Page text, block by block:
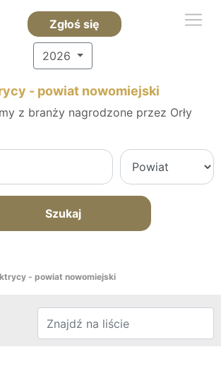
Zgłoś się
2026
- powiat nowomiejski
z branży nagrodzone przez Orły
Szukaj
- powiat nowomiejski